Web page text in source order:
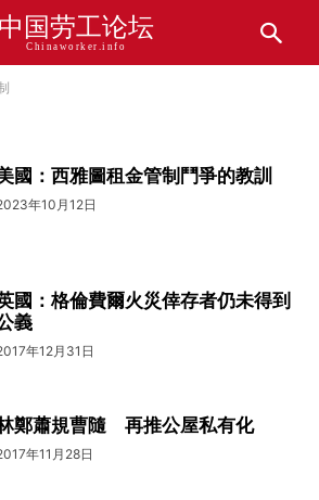
中国劳工论坛
Chinaworker.info
國：西雅圖租金管制鬥爭的教訓
年10月12日
國：格倫費爾火災倖存者仍未得到
義
年12月31日
鄭蕭規曹隨 再推公屋私有化
年11月28日